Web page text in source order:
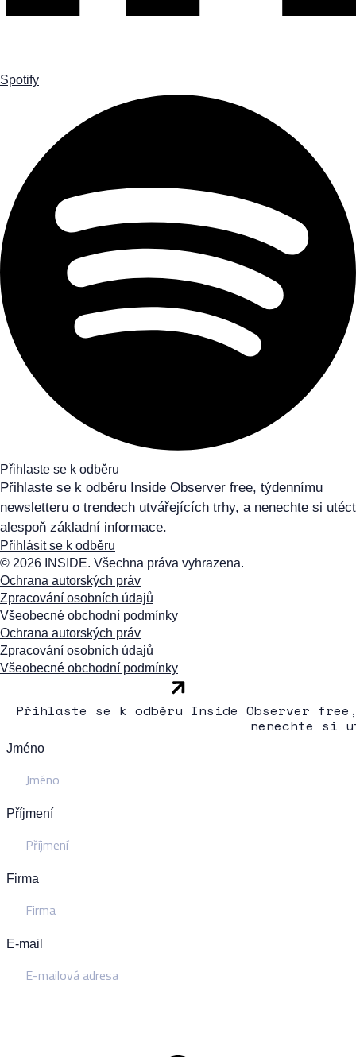
Spotify
Přihlaste se k odběru
Přihlaste se k odběru Inside Observer free, týdennímu
newsletteru o trendech utvářejících trhy, a nenechte si utéct
alespoň základní informace.
Přihlásit se k odběru
© 2026 INSIDE. Všechna práva vyhrazena.
Ochrana autorských práv
Zpracování osobních údajů
Všeobecné obchodní podmínky
Ochrana autorských práv
Zpracování osobních údajů
Všeobecné obchodní podmínky
Přihlaste se k odběru Inside Observer
nenechte si
Jméno
Příjmení
Firma
E-mail